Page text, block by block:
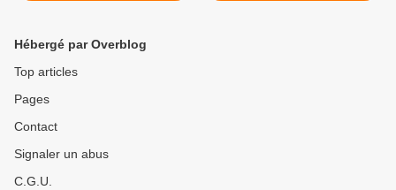
Hébergé par Overblog
Top articles
Pages
Contact
Signaler un abus
C.G.U.